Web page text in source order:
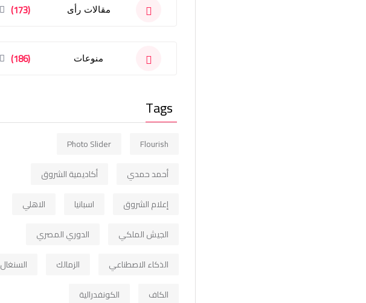
مقالات رأى (173)
منوعات (186)
Tags
Flourish
Photo Slider
أحمد حمدي
أكاديمية الشروق
إعلام الشروق
اسبانيا
الاهلي
الجيش الملكي
الدوري المصري
الذكاء الاصطناعي
الزمالك
السنغال
الكاف
الكونفدرالية